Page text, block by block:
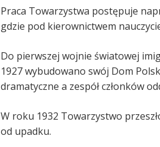
Praca Towarzystwa postępuje
gdzie pod kierownictwem
Do pierwszej wojnie światowej
1927 wybudowano swój Dom
dramatyczne a zespół członków
W roku 1932 Towarzystwo
od upadku.